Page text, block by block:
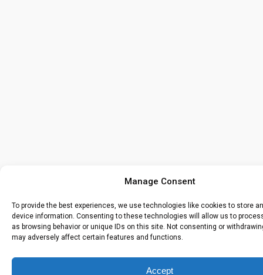
Manage Consent
To provide the best experiences, we use technologies like cookies to store
device information. Consenting to these technologies will allow us to
as browsing behavior or unique IDs on this site. Not consenting or
may adversely affect certain features and functions.
Accept